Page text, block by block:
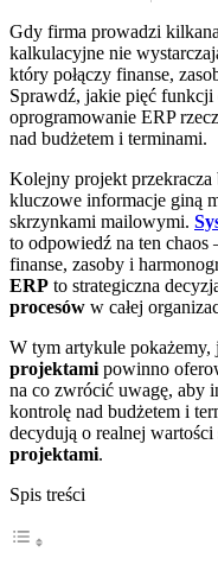
Gdy firma prowadzi
kalkulacyjne nie
który połączy finanse,
Sprawdź, jakie pięć
oprogramowanie ERP
nad budżetem i terminami.
Kolejny projekt przekracza
kluczowe informacje giną
skrzynkami mailowymi.
to odpowiedź na ten
finanse, zasoby i
ERP to strategiczna
procesów w całej
W tym artykule pokażemy,
projektami powinno
na co zwrócić uwagę, aby
kontrolę nad budżetem i
decydują o realnej wartości
projektami.
Spis treści